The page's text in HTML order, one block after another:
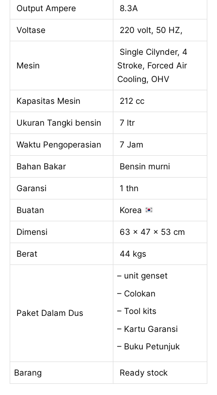
Output Ampere 8.3A
Voltase 220 volt, 50 HZ,
Mesin
Single Cilynder, 4
Stroke, Forced Air
Cooling, OHV
Kapasitas Mesin 212 cc
Ukuran Tangki bensin 7 ltr
Waktu Pengoperasian 7 Jam
Bahan Bakar Bensin murni
Garansi 1 thn
Buatan Korea
Dimensi 63 x 47 x 53 cm
Berat 44 kgs
Paket Dalam Dus
– unit genset
– Colokan
– Tool kits
– Kartu Garansi
– Buku Petunjuk
Barang Ready stock